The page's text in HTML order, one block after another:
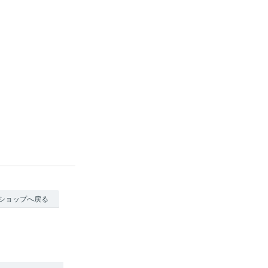
ョップへ戻る